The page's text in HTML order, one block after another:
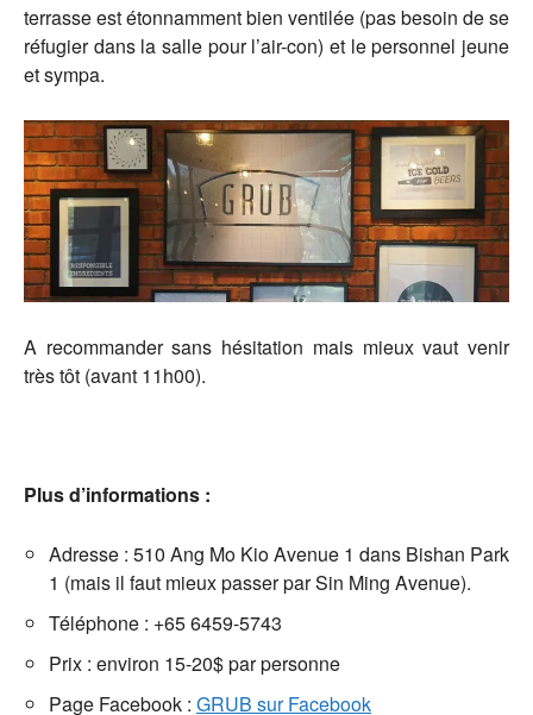
terrasse est étonnamment bien ventilée (pas besoin de se
réfugier dans la salle pour l’air-con) et le personnel jeune
et sympa.
A recommander sans hésitation mais mieux vaut venir
très tôt (avant 11h00).
Plus d’informations :
Adresse : 510 Ang Mo Kio Avenue 1 dans Bishan Park
1 (mais il faut mieux passer par Sin Ming Avenue).
Téléphone : +65 6459-5743
Prix : environ 15-20$ par personne
Page Facebook : GRUB sur Facebook